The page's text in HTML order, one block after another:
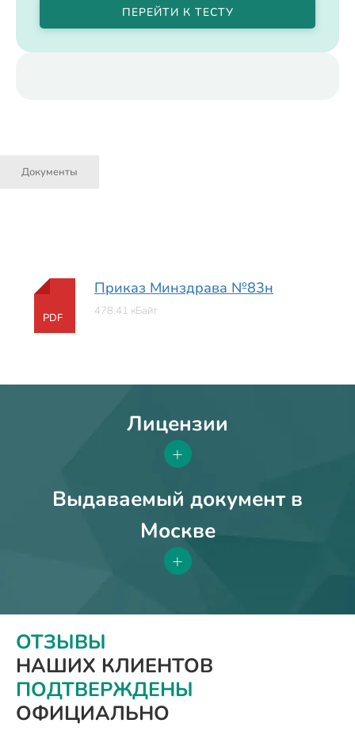
ПЕРЕЙТИ К ТЕСТУ
Документы
PDF
Приказ Минздрава №83н
478.41 кБайт
Лицензии
+
Выдаваемый документ в
Москве
+
ОТЗЫВЫ
НАШИХ КЛИЕНТОВ
ПОДТВЕРЖДЕНЫ
ОФИЦИАЛЬНО